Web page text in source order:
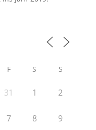
F S S
31 1 2
7 8 9